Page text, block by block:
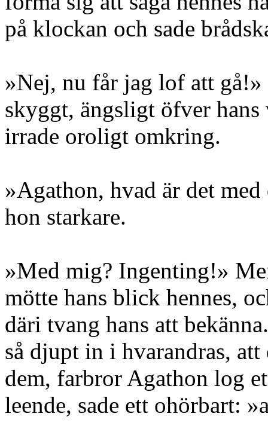
på klockan och sade
»Nej, nu får jag lof att
skyggt, ängsligt öfver hans
irrade oroligt omkring.
»Agathon, hvad är det
hon starkare.
»Med mig? Ingenting!»
mötte hans blick hennes,
däri tvang hans att
så djupt in i hvarandras,
dem, farbror Agathon log
leende, sade ett ohörbart: